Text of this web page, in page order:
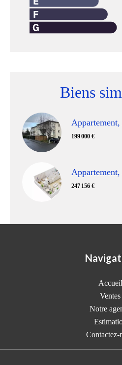
Biens
Appartement,
199 000 €
Appartement,
247 156 €
Accueil
Ventes
Notre
Contactez-